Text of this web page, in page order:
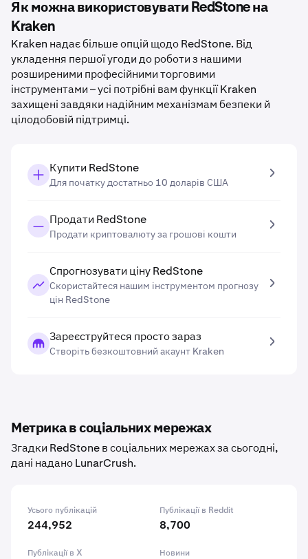
Як можна використовувати RedStone на
Kraken
Kraken надає більше опцій щодо RedStone. Від
укладення першої угоди до роботи з нашими
розширеними професійними торговими
інструментами – усі потрібні вам функції Kraken
захищені завдяки надійним механізмам безпеки й
цілодобовій підтримці.
Купити RedStone
Для початку достатньо 10 доларів США
Продати RedStone
Продати криптовалюту за грошові кошти
Спрогнозувати ціну RedStone
Скористайтеся нашим інструментом прогнозу
цін RedStone
Зареєструйтеся просто зараз
Створіть безкоштовний акаунт Kraken
Метрика в соціальних мережах
Згадки RedStone в соціальних мережах за сьогодні,
дані надано LunarCrush.
Усього публікацій
244,952
Публікації в Reddit
8,700
Публікації в X Новини